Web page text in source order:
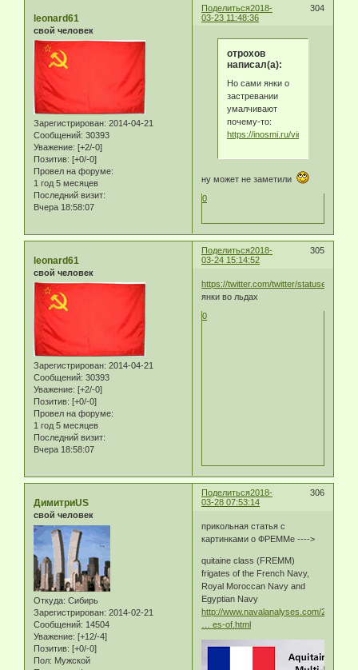
Поделиться 304
2018-
03-23 11:48:36
leonard61
свой человек
Зарегистрирован: 2014-04-21
Сообщений: 30393
Уважение: [+2/-0]
Позитив: [+0/-0]
Провел на форуме:
1 год 5 месяцев
Последний визит:
Вчера 18:58:07
отрохов
написал(а):
Но сами янки о
застревании
умалчивают
почему-то:
https://inosmi.ru/video/20180323/
ну может не заметили
0
Поделиться 305
2018-
03-24 15:14:52
leonard61
свой человек
Зарегистрирован: 2014-04-21
Сообщений: 30393
Уважение: [+2/-0]
Позитив: [+0/-0]
Провел на форуме:
1 год 5 месяцев
Последний визит:
Вчера 18:58:07
https://twitter.com/twitter/statuses/
янки во льдах
0
Поделиться 306
2018-
03-28 07:53:14
ДимитриUS
свой человек
Откуда: Сибирь
Зарегистрирован: 2014-02-21
Сообщений: 14504
Уважение: [+12/-4]
Позитив: [+0/-0]
Пол: Мужской
прикольная статья с
картинками о ФРЕММе ---->
quitaine class (FREMM)
frigates of the French Navy,
Royal Moroccan Navy and
Egyptian Navy
http://www.navalanalyses.com/2014/07/
… es-of.html